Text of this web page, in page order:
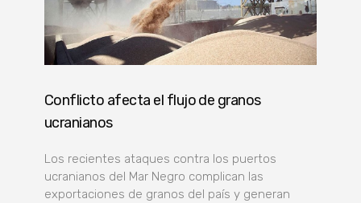
Conflicto afecta el flujo de granos
ucranianos
Los recientes ataques contra los puertos
ucranianos del Mar Negro complican las
exportaciones de granos del país y generan